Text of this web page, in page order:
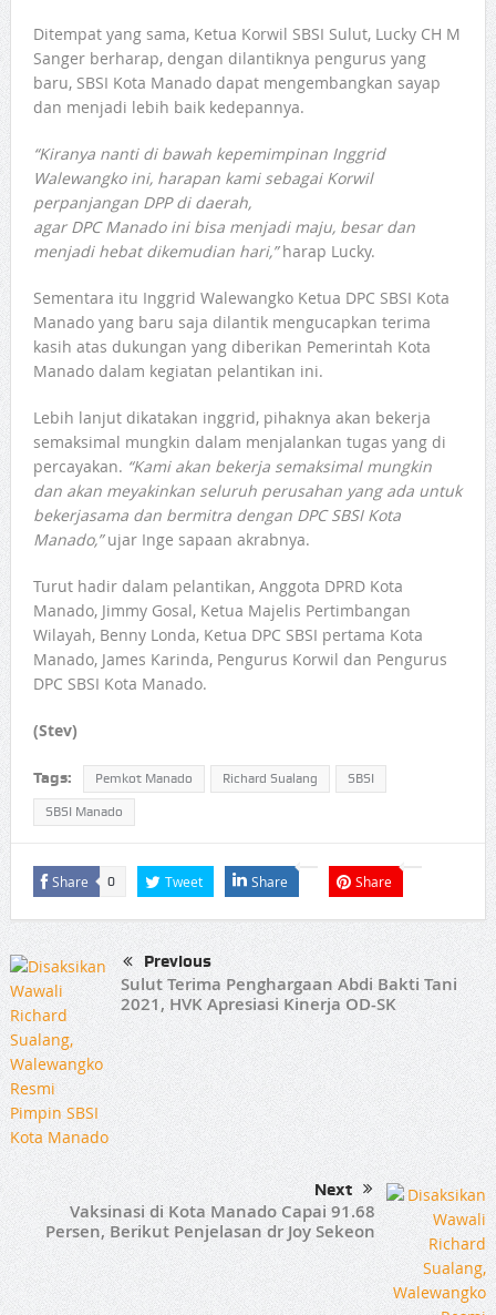
Ditempat yang sama, Ketua Korwil SBSI Sulut, Lucky CH M
Sanger berharap, dengan dilantiknya pengurus yang
baru, SBSI Kota Manado dapat mengembangkan sayap
dan menjadi lebih baik kedepannya.
“Kiranya nanti di bawah kepemimpinan Inggrid
Walewangko ini, harapan kami sebagai Korwil
perpanjangan DPP di daerah,
agar DPC Manado ini bisa menjadi maju, besar dan
menjadi hebat dikemudian hari,”harap Lucky.
Sementara itu Inggrid Walewangko Ketua DPC SBSI Kota
Manado yang baru saja dilantik mengucapkan terima
kasih atas dukungan yang diberikan Pemerintah Kota
Manado dalam kegiatan pelantikan ini.
Lebih lanjut dikatakan inggrid, pihaknya akan bekerja
semaksimal mungkin dalam menjalankan tugas yang di
percayakan. “Kami akan bekerja semaksimal mungkin
dan akan meyakinkan seluruh perusahan yang ada untuk
bekerjasama dan bermitra dengan DPC SBSI Kota
Manado,”ujar Inge sapaan akrabnya.
Turut hadir dalam pelantikan, Anggota DPRD Kota
Manado, Jimmy Gosal, Ketua Majelis Pertimbangan
Wilayah, Benny Londa, Ketua DPC SBSI pertama Kota
Manado, James Karinda, Pengurus Korwil dan Pengurus
DPC SBSI Kota Manado.
(Stev)
Tags: Pemkot Manado Richard Sualang SBSI
SBSI Manado
Share 0 Tweet Share Share
Previous
Sulut Terima Penghargaan Abdi Bakti Tani
2021, HVK Apresiasi Kinerja OD-SK
Next
Vaksinasi di Kota Manado Capai 91.68
Persen, Berikut Penjelasan dr Joy Sekeon